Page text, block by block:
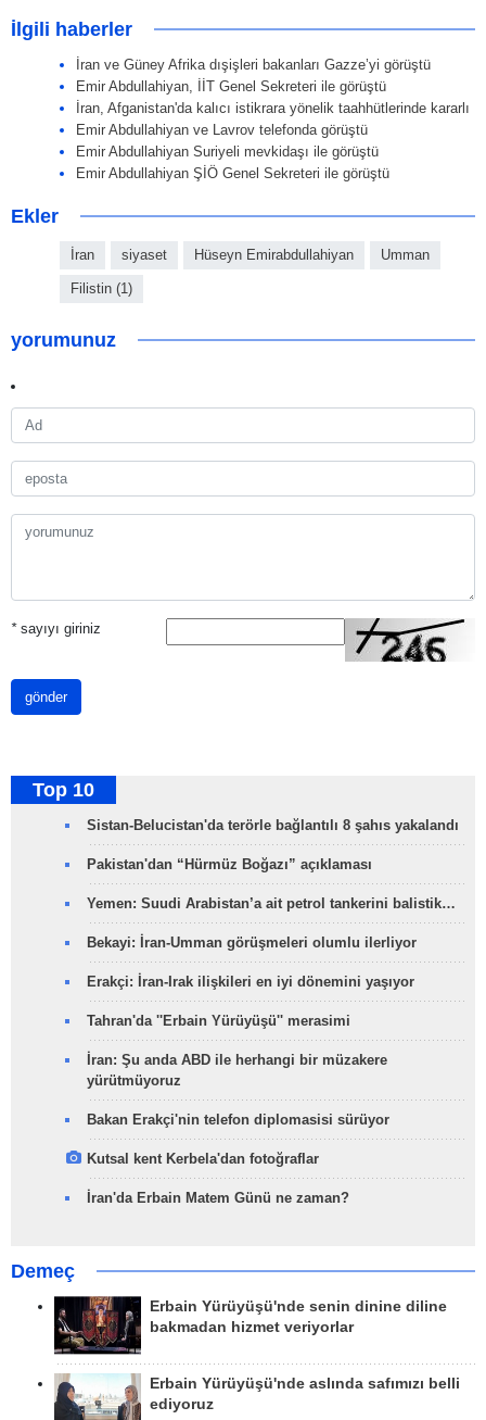
İlgili haberler
İran ve Güney Afrika dışişleri bakanları Gazze’yi görüştü
Emir Abdullahiyan, İİT Genel Sekreteri ile görüştü
İran, Afganistan'da kalıcı istikrara yönelik taahhütlerinde kararlı
Emir Abdullahiyan ve Lavrov telefonda görüştü
Emir Abdullahiyan Suriyeli mevkidaşı ile görüştü
Emir Abdullahiyan ŞİÖ Genel Sekreteri ile görüştü
Ekler
İran siyaset Hüseyn Emirabdullahiyan Umman
Filistin (1)
yorumunuz
*sayıyı giriniz
gönder
Top 10
Sistan-Belucistan'da terörle bağlantılı 8 şahıs yakalandı
Pakistan'dan “Hürmüz Boğazı” açıklaması
Yemen: Suudi Arabistan’a ait petrol tankerini balistik…
Bekayi: İran-Umman görüşmeleri olumlu ilerliyor
Erakçi: İran-Irak ilişkileri en iyi dönemini yaşıyor
Tahran'da ''Erbain Yürüyüşü'' merasimi
İran: Şu anda ABD ile herhangi bir müzakere
yürütmüyoruz
Bakan Erakçi'nin telefon diplomasisi sürüyor
Kutsal kent Kerbela'dan fotoğraflar
İran'da Erbain Matem Günü ne zaman?
Demeç
Erbain Yürüyüşü'nde senin dinine diline
bakmadan hizmet veriyorlar
Erbain Yürüyüşü'nde aslında safımızı belli
ediyoruz